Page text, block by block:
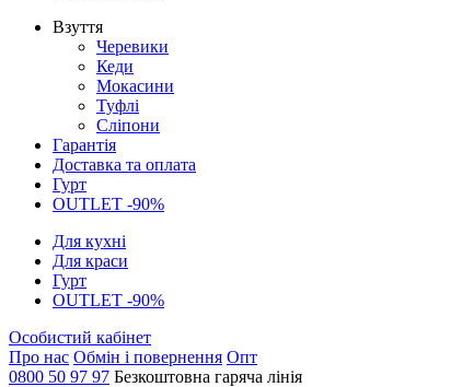
Взуття
Черевики
Кеди
Мокасини
Туфлі
Сліпони
Гарантія
Доставка та оплата
Гурт
OUTLET -90%
Для кухні
Для краси
Гурт
OUTLET -90%
Особистий кабінет
Про нас Обмін і повернення Опт
0800 50 97 97 Безкоштовна гаряча лінія